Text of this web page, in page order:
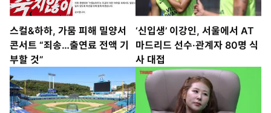
스컬&하하, 가뭄 피해 밀양서
콘서트 “죄송…출연료 전액 기
부할 것”
‘신입생’ 이강인, 서울에서 AT
마드리드 선수·관계자 80명 식
사 대접